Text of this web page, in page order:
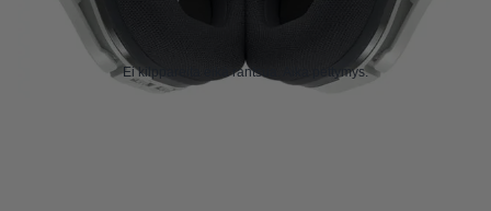
Ei kilppareita eikä rantsua. Aika pettymys.